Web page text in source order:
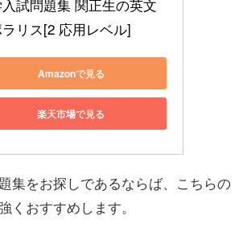
試問題集 関正生の英文
リス[2 応用レベル]
Amazonで見る
楽天市場で見る
集をお探しであるならば、こちらの
くおすすめします。